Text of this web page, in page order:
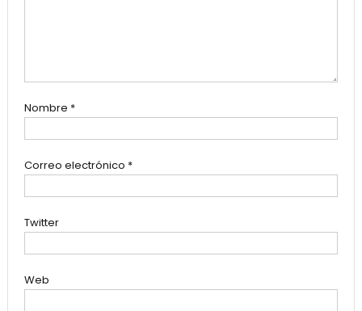
Nombre *
Correo electrónico *
Twitter
Web